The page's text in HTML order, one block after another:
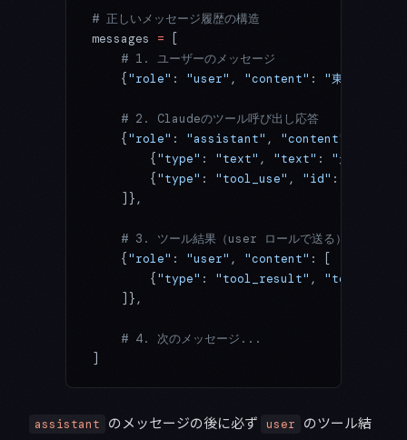
# 正しいメッセージ履歴の構造
messages = [
    # 1. ユーザーのメッセージ
    {
"role" : "user" , "content" : "東京の天気を
    # 2. Claudeのツール呼び出し応答
    {
"role" : "assistant" , "content"
        {
"type" : "text" , "text" : "天気を調べ
        {
"type" : "tool_use" , "id" :
    ]},
    # 3. ツール結果（user ロールで送る）
    {
"role" : "user" , "content" : [
        {
"type" : "tool_result" ,
    ]},
    # 4. 次のメッセージ...
]
assistant のメッセージの後に必ず user
のツール結